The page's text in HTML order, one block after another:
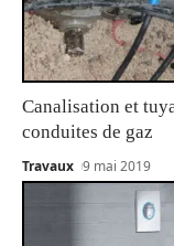
Canalisation et
conduites de gaz
Travaux 9 mai 2019